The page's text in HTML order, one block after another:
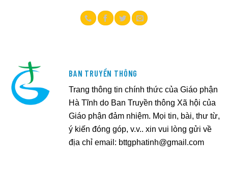
BAN TRUYỀN THÔNG
Trang thông tin chính thức của Giáo phận
Hà Tĩnh do Ban Truyền thông Xã hội của
Giáo phận đảm nhiệm. Mọi tin, bài, thư từ,
ý kiến đóng góp, v.v.. xin vui lòng gửi về
địa chỉ email: bttgphatinh@gmail.com